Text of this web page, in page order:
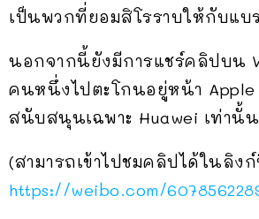
เป็นพวกที่ยอมสิโรราบให้กับแบ
นอกจากนี้ยังมีการแชร์คลิปบน
คนหนึ่งไปตะโกนอยู่หน้า Apple
สนับสนุนเฉพาะ Huawei เท่านั้
(สามารถเข้าไปชมคลิปได้ในลิง
https://weibo.com/